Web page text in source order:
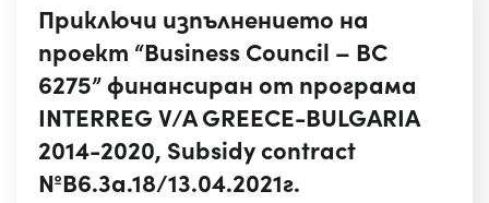
Приключи изпълнението на
проект “Business Council – BC
6275” финансиран от програма
INTERREG V/A GREECE-BULGARIA
2014-2020, Subsidy contract
№B6.3a.18/13.04.2021г.